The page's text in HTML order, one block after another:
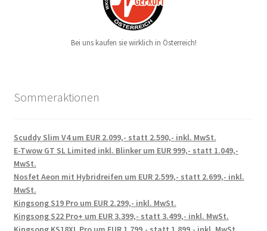
Bei uns kaufen sie wirklich in Österreich!
Sommeraktionen
Scuddy Slim V4 um EUR 2.099,- statt 2.590,- inkl. MwSt.
E-Twow GT SL Limited inkl. Blinker um EUR 999,- statt 1.049,-
MwSt.
Nosfet Aeon mit Hybridreifen um EUR 2.599,- statt 2.699,- inkl.
MwSt.
Kingsong S19 Pro um EUR 2.299,- inkl. MwSt.
Kingsong S22 Pro+ um EUR 3.399,- statt 3.499,- inkl. MwSt.